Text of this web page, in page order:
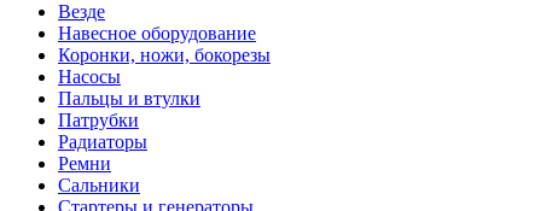
Везде
Навесное оборудование
Коронки, ножи, бокорезы
Насосы
Пальцы и втулки
Патрубки
Радиаторы
Ремни
Сальники